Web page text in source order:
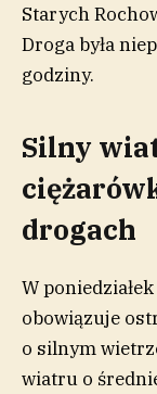
Starych
Droga była
godziny.
Silny
drogach
W
obowiązuje
o silnym
wiatru o